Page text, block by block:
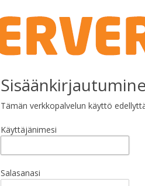
Tämän verkkopalvelun käyttö
Käyttäjänimesi
Salasanasi